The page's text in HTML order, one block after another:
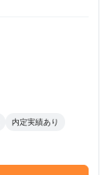
内定実績あり